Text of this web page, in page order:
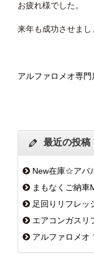
お疲れ様でした。
来年も成功させまし
アルファロメオ専
最近の投稿
New在庫☆アバ
まもなくご納
足回りリフレ
エアコンガスリ
アルファロメオ